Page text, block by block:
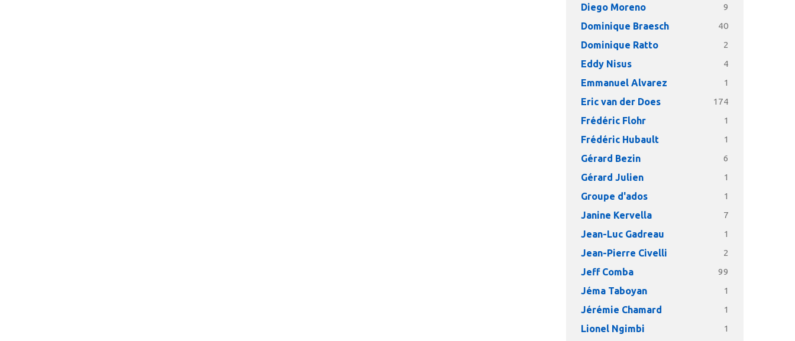
Diego Moreno 9
Dominique Braesch 40
Dominique Ratto 2
Eddy Nisus 4
Emmanuel Alvarez 1
Eric van der Does 174
Frédéric Flohr 1
Frédéric Hubault 1
Gérard Bezin 6
Gérard Julien 1
Groupe d'ados 1
Janine Kervella 7
Jean-Luc Gadreau 1
Jean-Pierre Civelli 2
Jeff Comba 99
Jéma Taboyan 1
Jérémie Chamard 1
Lionel Ngimbi 1